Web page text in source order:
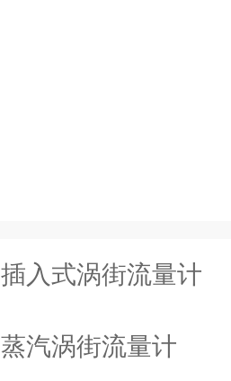
插入式涡街流量计
蒸汽涡街流量计